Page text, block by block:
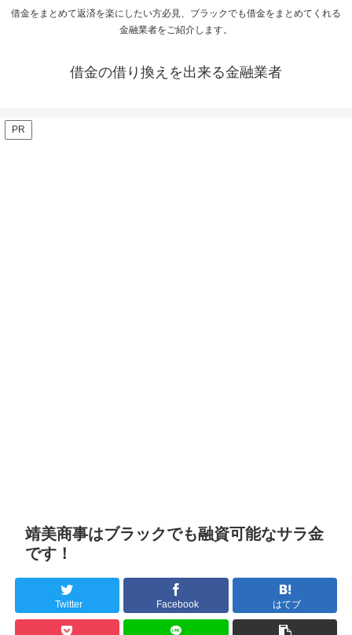
借金をまとめて返済を楽にしたい方必見、ブラックでも借金をまとめてくれる
金融業者をご紹介します。
借金の借り換えを出来る金融業者
PR
靖美商事はブラックでも融資可能なサラ金
です！
Twitter Facebook はてブ